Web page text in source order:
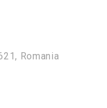
Romania